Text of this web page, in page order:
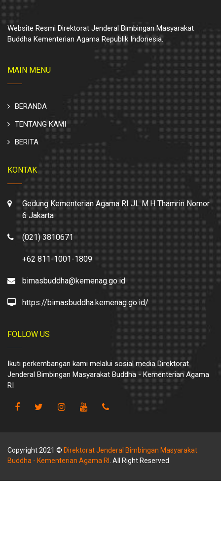
Website Resmi Direktorat Jenderal Bimbingan Masyarakat
Buddha Kementerian Agama Republik Indonesia.
MAIN MENU
BERANDA
TENTANG KAMI
BERITA
KONTAK
Gedung Kementerian Agama RI JL M.H Thamrin Nomor
6 Jakarta
(021) 3810671
+62 811-1001-1809
bimasbuddha@kemenag.go.id
https://bimasbuddha.kemenag.go.id/
FOLLOW US
Ikuti perkembangan kami melalui sosial media Direktorat
Jenderal Bimbingan Masyarakat Buddha - Kementerian Agama
RI
Copyright 2021 © Direktorat Jenderal Bimbingan Masyarakat
Buddha - Kementerian Agama RI
. All Right Reserved